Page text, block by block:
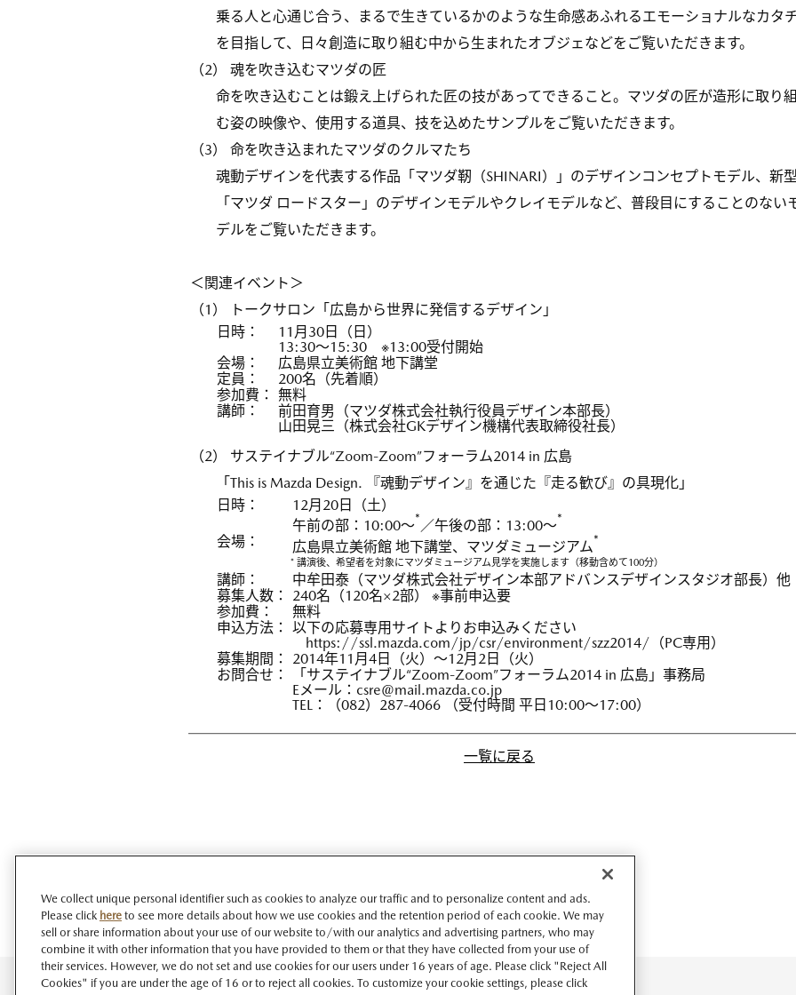
乗る人と心通じ合う、まるで生きているかのような生命感あふれるエモーショナルなカタ
を目指して、日々創造に取り組む中から生まれたオブジェなどをご覧いただきます。
（2） 魂を吹き込むマツダの匠
命を吹き込むことは鍛え上げられた匠の技があってできること。マツダの匠が造形に取り組
む姿の映像や、使用する道具、技を込めたサンプルをご覧いただきます。
（3） 命を吹き込まれたマツダのクルマたち
魂動デザインを代表する作品「マツダ靭（SHINARI）」のデザインコンセプトモデル、新型
「マツダ ロードスター」のデザインモデルやクレイモデルなど、普段目にすることのない
デルをご覧いただきます。
＜関連イベント＞
（1） トークサロン「広島から世界に発信するデザイン」
日時：
11月30日（日）
13:30～15:30 ※13:00受付開始
会場：
広島県立美術館 地下講堂
定員：
200名（先着順）
参加費： 無料
講師：
前田育男（マツダ株式会社執行役員デザイン本部長）
山田晃三（株式会社GKデザイン機構代表取締役社長）
（2） サステイナブル“Zoom-Zoom”フォーラム2014 in 広島
「This is Mazda Design. 『魂動デザイン』を通じた『走る歓び』の具現化」
日時：
12月20日（土）
午前の部：10:00～*／午後の部：13:00～*
会場：
広島県立美術館 地下講堂、マツダミュージアム*
* 講演後、希望者を対象にマツダミュージアム見学を実施します（移動含めて100分）
講師：
中牟田泰（マツダ株式会社デザイン本部アドバンスデザインスタジオ部長）他
募集人数：
240名（120名×2部） ※事前申込要
参加費：
無料
申込方法：
以下の応募専用サイトよりお申込みください
https://ssl.mazda.com/jp/csr/environment/szz2014/ （PC専用）
募集期間：
2014年11月4日（火）～12月2日（火）
お問合せ：
「サステイナブル“Zoom-Zoom”フォーラム2014 in 広島」事務局
Eメール： csre@mail.mazda.co.jp
TEL：（082）287-4066 （受付時間 平日10:00～17:00）
一覧に戻る
We collect unique personal identifier such as cookies to analyze our traffic and to personalize content and ads.
Please click here to see more details about how we use cookies and the retention period of each cookie. We may
sell or share information about your use of our website to/with our analytics and advertising partners, who may
combine it with other information that you have provided to them or that they have collected from your use of
their services. However, we do not set and use cookies for our users under 16 years of age. Please click "Reject All
Cookies" if you are under the age of 16 or to reject all cookies. To customize your cookie settings, please click